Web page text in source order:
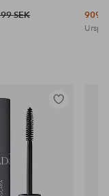
SEK
909
Lägg